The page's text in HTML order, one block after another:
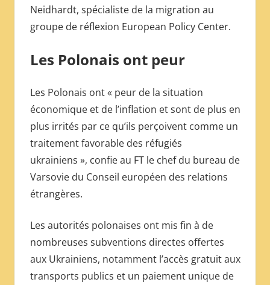
Neidhardt, spécialiste de la migration au
groupe de réflexion European Policy Center.
Les Polonais ont peur
Les Polonais ont « peur de la situation
économique et de l’inflation et sont de plus en
plus irrités par ce qu’ils perçoivent comme un
traitement favorable des réfugiés
ukrainiens », confie au FT le chef du bureau de
Varsovie du Conseil européen des relations
étrangères.
Les autorités polonaises ont mis fin à de
nombreuses subventions directes offertes
aux Ukrainiens, notamment l’accès gratuit aux
transports publics et un paiement unique de